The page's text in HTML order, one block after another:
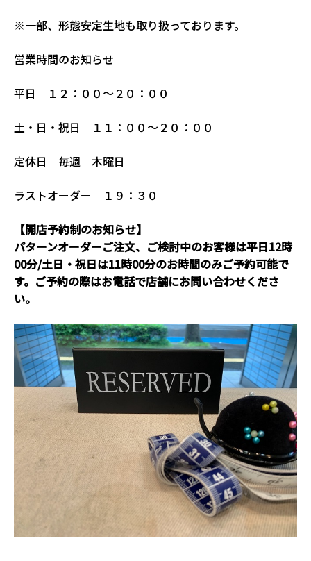
※一部、形態安定生地も取り扱っております。
営業時間のお知らせ
平日 １２：００〜２０：００
土・日・祝日 １１：００〜２０：００
定休日 毎週 木曜日
ラストオーダー １９：３０
【開店予約制のお知らせ】
パターンオーダーご注文、ご検討中のお客様は平日12時
00分/土日・祝日は11時00分のお時間のみご予約可能で
す。ご予約の際はお電話で店舗にお問い合わせくださ
い。